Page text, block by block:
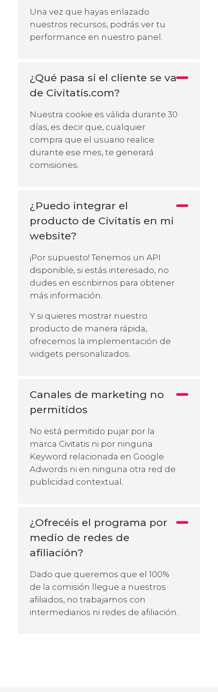
Una vez que hayas enlazado
nuestros recursos, podrás ver tu
performance en nuestro panel.
¿Qué pasa si el cliente se va
de Civitatis.com?
Nuestra cookie es válida durante 30
días, es decir que, cualquier
compra que el usuario realice
durante ese mes, te generará
comisiones.
¿Puedo integrar el
producto de Civitatis en mi
website?
¡Por supuesto! Tenemos un API
disponible, si estás interesado, no
dudes en escribirnos para obtener
más información.
Y si quieres mostrar nuestro
producto de manera rápida,
ofrecemos la implementación de
widgets personalizados.
Canales de marketing no
permitidos
No está permitido pujar por la
marca Civitatis ni por ninguna
Keyword relacionada en Google
Adwords ni en ninguna otra red de
publicidad contextual.
¿Ofrecéis el programa por
medio de redes de
afiliación?
Dado que queremos que el 100%
de la comisión llegue a nuestros
afiliados, no trabajamos con
intermediarios ni redes de afiliación.